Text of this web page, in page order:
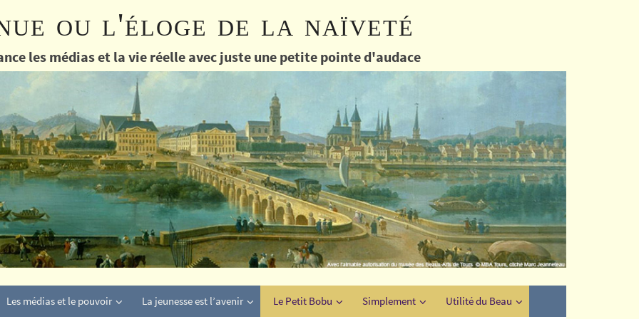
ou l'éloge de la naïveté
les médias et la vie réelle avec juste une petite pointe d'audace
Les médias et le pouvoir La jeunesse est l’avenir Le Petit Bobu Simplement Utilité du Beau